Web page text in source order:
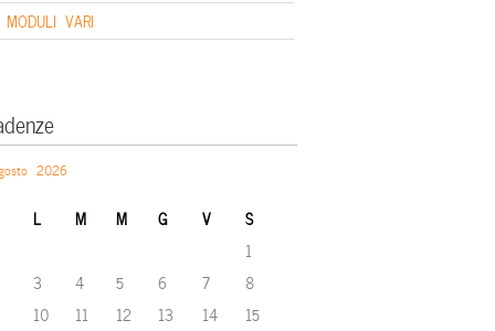
MODULI VARI
2026
L M M G V S
1
3 4 5 6 7
8
10 11 12 13 14
15